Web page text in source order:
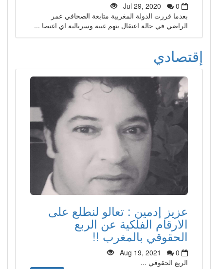
Jul 29, 2020
0
بعدما قررت الدولة المغربية متابعة الصحافي عمر
الراضي في حالة اعتقال بتهم غبية وسريالية اي اغتصا ...
إقتصادي
عزيز إدمين : تعالو لنطلع على
الارقام الفلكية عن الربع
الحقوقي بالمغرب !!
Aug 19, 2021
0
الريع الحقوقي ...